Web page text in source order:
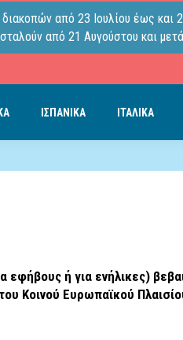
από 23 Ιουλίου έως
από 21 Αυγούστου και
ΙΣΠΑΝΙΚΑ ΙΤΑΛΙΚΑ
εφήβους ή για ενήλικες)
Κοινού Ευρωπαϊκού